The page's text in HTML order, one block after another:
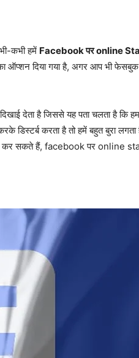
कभी हमें Facebook पर online
दिया गया है, अगर आप भी फेसबुक
देता है जिससे यह पता चलता है कि
करता है तो हमें बहुत बुरा
सकते हैं, facebook पर online